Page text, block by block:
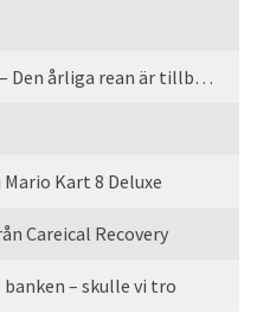
Games Made in Sweden 2026 – Den årliga rean är tillbaka
Kart 8 Deluxe
Careical Recovery
– skulle vi tro